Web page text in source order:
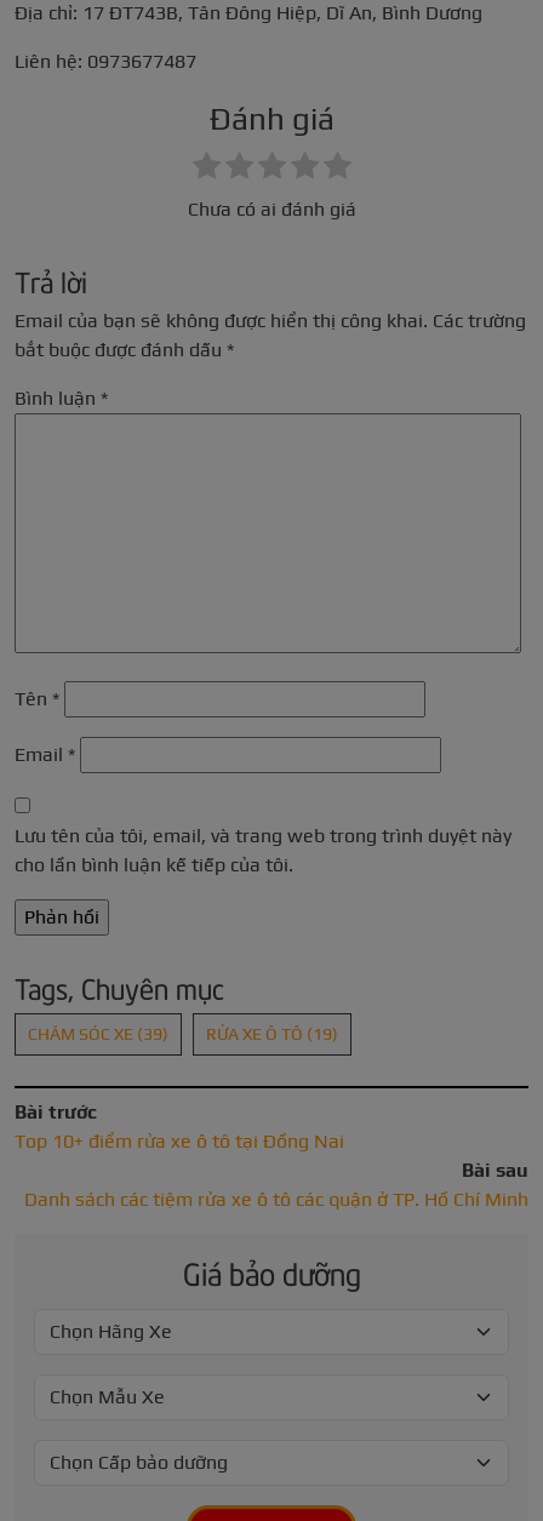
Địa chỉ: 17 ĐT743B, Tân Đông Hiệp, Dĩ An, Bình Dương
Liên hệ: 0973677487
Đánh giá
Chưa có ai đánh giá
Trả lời
Email của bạn sẽ không được hiển thị công khai. Các trường
bắt buộc được đánh dấu *
Bình luận *
Tên *
Email *
Lưu tên của tôi, email, và trang web trong trình duyệt này
cho lần bình luận kế tiếp của tôi.
Tags, Chuyên mục
CHĂM SÓC XE (39) RỬA XE Ô TÔ (19)
Bài trước
Top 10+ điểm rửa xe ô tô tại Đồng Nai
Bài sau
Danh sách các tiệm rửa xe ô tô các quận ở TP. Hồ Chí Minh
Giá bảo dưỡng